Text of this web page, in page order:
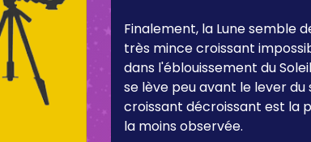
Finalement, la Lune semble
très mince croissant
dans l'éblouissement du
se lève peu avant le lever du
croissant décroissant est la
la moins observée.